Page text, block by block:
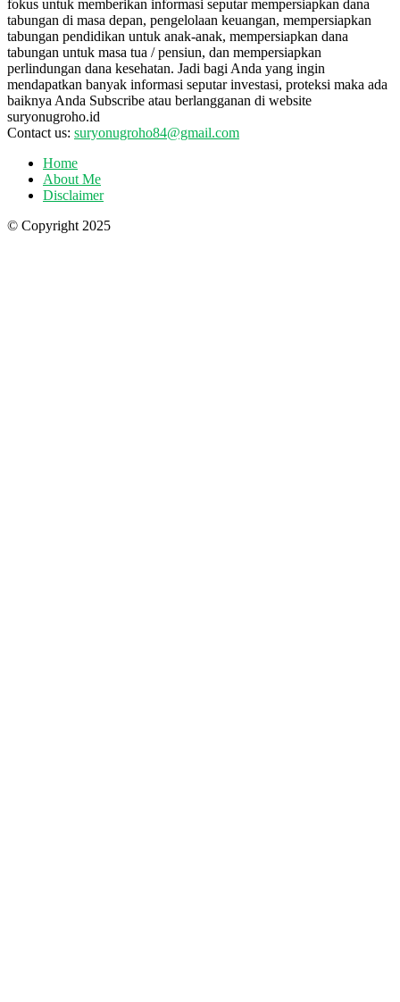
fokus untuk memberikan informasi seputar mempersiapkan dana
tabungan di masa depan, pengelolaan keuangan, mempersiapkan
tabungan pendidikan untuk anak-anak, mempersiapkan dana
tabungan untuk masa tua / pensiun, dan mempersiapkan
perlindungan dana kesehatan. Jadi bagi Anda yang ingin
mendapatkan banyak informasi seputar investasi, proteksi maka ada
baiknya Anda Subscribe atau berlangganan di website
suryonugroho.id
Contact us: suryonugroho84@gmail.com
Home
About Me
Disclaimer
© Copyright 2025